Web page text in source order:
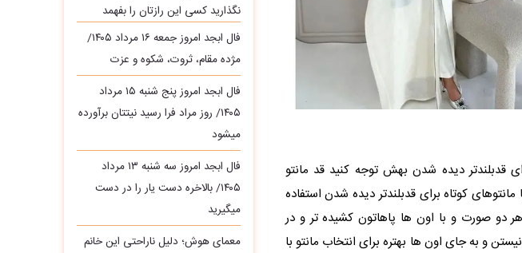
قدبلندتر دیده شدن بهش توجه کنید قد مانتو
کوتاه برای قدبلندتر دیده شدن استفاده
صورت و با اون ها پاهاتون کشیده تر و در
و به جای اون ها بهتره برای انتخاب مانتو با
نگذارید کسی این رازتان را بفهمد
فال ابجد امروز جمعه ۱۶ مرداد ۱۴۰۵/
مژده مقام، ثروت، شکوه و عزت
فال ابجد امروز پنج شنبه ۱۵ مرداد
۱۴۰۵/ روز مراد فرا رسید نیتتان برآورده
میشود
فال ابجد امروز سه‌ شنبه ۱۳ مرداد
۱۴۰۵/ بالاخره دست یار را در دست
میگیرید
معمای هوش؛ دلیل ناراحتی این خانم